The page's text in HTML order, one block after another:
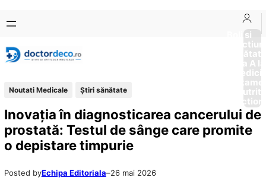
conținut
content
Boli si
Afectiuni
Sănătate
de la A
Noutati Medicale Ştiri sănătate
Inovația în diagnosticarea cancerului de
prostată: Testul de sânge care promite
o depistare timpurie
Posted byEchipa Editoriala–26 mai 2026